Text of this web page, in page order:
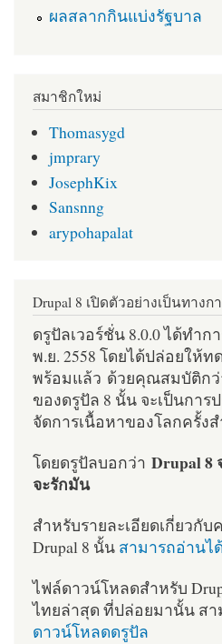
ผลสลากกินแบ่งรัฐบาล
สมาชิกใหม่
Thomasygd
jmprary
JosephKix
Sansnng
arypohapalat
Drupal 8 เปิดตัวอย่างเป็นทางก
ดรูปัลเวอร์ชั่น 8.0.0 ได้ทำก
พ.ย. 2558 โดยได้ปล่อยให้
พร้อมแล้ว ด้วยคุณสมบัติก
ของดรูปัล 8 นั้น จะเป็นการ
จัดการเนื้อหาของโลกครั้ง
โดยดรูปัลบอกว่า Drupal 8
จะรักมัน
สำหรับรายละเอียดเกี่ยวกั
Drupal 8 นั้น สามารถอ่านไ
ไฟล์ดาวน์โหลดสำหรับ
ไทยล่าสุด ที่ปล่อยมานั้น ส
ดาวน์โหลดดรูปัล